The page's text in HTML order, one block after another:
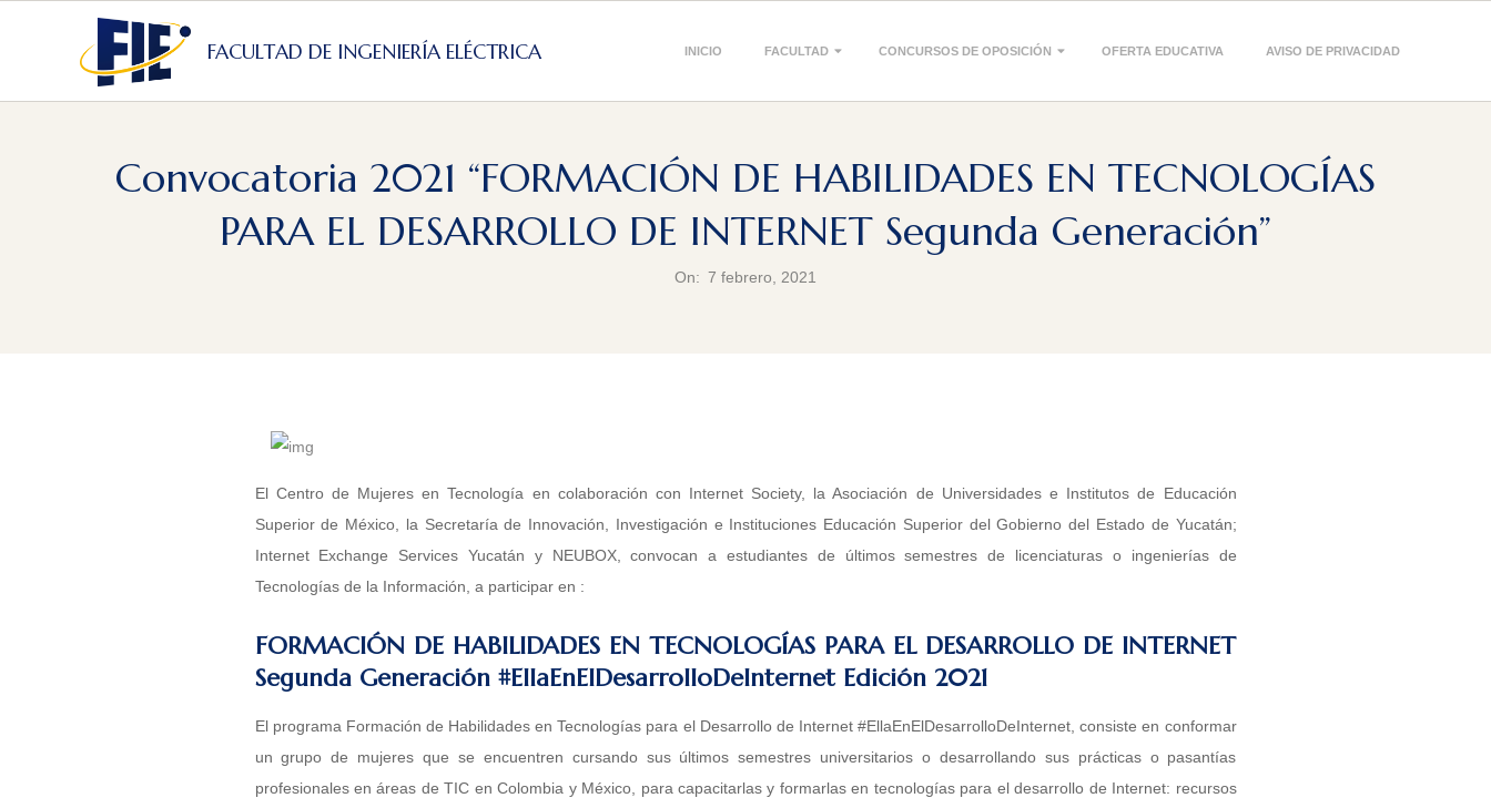
FACULTAD DE INGENIERÍA ELÉCTRICA INICIO FACULTAD CONCURSOS DE OPOSICIÓN OFERTA EDUCATIVA AVISO DE PRIVACIDAD
Convocatoria 2021 “FORMACIÓN DE HABILIDADES EN TECNOLOGÍAS
PARA EL DESARROLLO DE INTERNET Segunda Generación”
On: 7 febrero, 2021
El Centro de Mujeres en Tecnología en colaboración con Internet Society, la Asociación de Universidades e Institutos de Educación
Superior de México, la Secretaría de Innovación, Investigación e Instituciones Educación Superior del Gobierno del Estado de Yucatán;
Internet Exchange Services Yucatán y NEUBOX, convocan a estudiantes de últimos semestres de licenciaturas o ingenierías de
Tecnologías de la Información, a participar en :
FORMACIÓN DE HABILIDADES EN TECNOLOGÍAS PARA EL DESARROLLO DE INTERNET
Segunda Generación #EllaEnElDesarrolloDeInternet Edición 2021
El programa Formación de Habilidades en Tecnologías para el Desarrollo de Internet #EllaEnElDesarrolloDeInternet, consiste en conformar
un grupo de mujeres que se encuentren cursando sus últimos semestres universitarios o desarrollando sus prácticas o pasantías
profesionales en áreas de TIC en Colombia y México, para capacitarlas y formarlas en tecnologías para el desarrollo de Internet: recursos